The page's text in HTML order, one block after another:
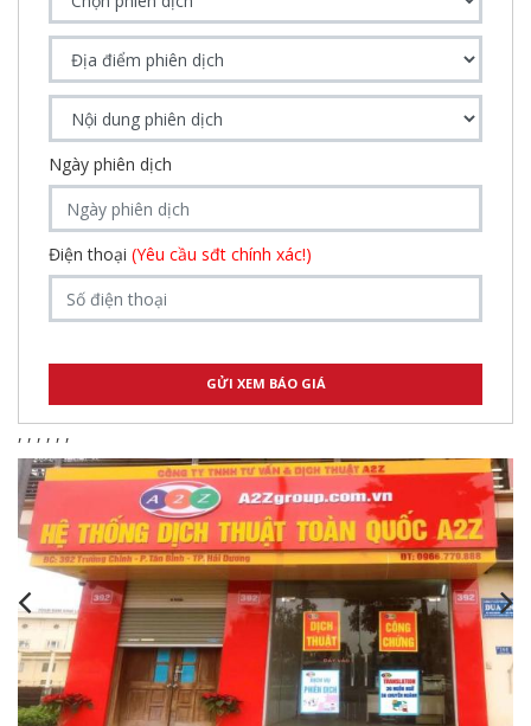
Ngày phiên dịch
Điện thoại (Yêu cầu sđt chính xác!)
, , , , , ,